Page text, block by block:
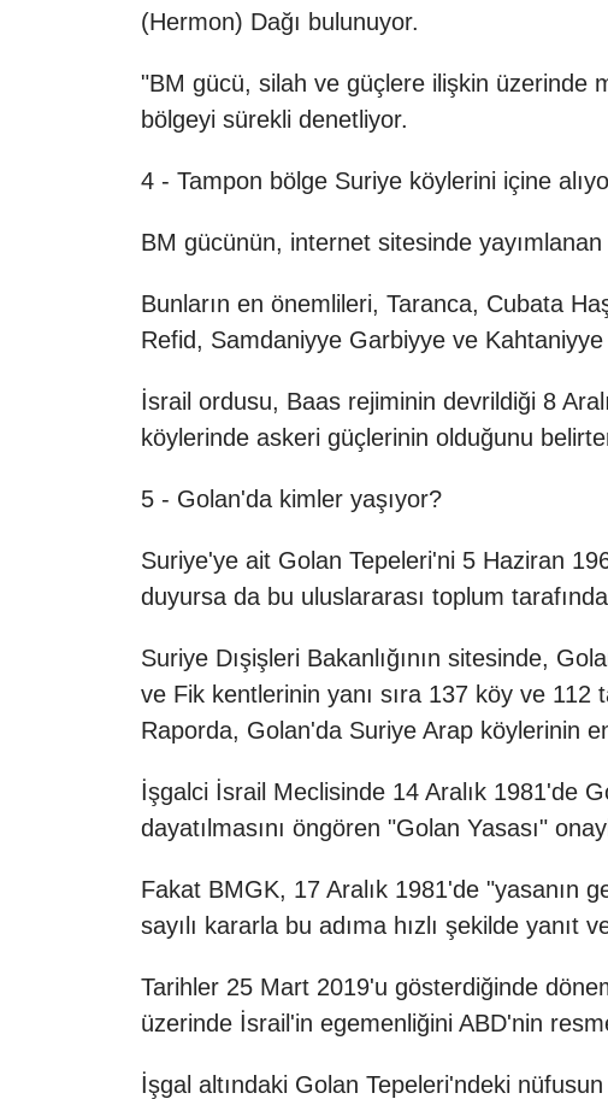
(Hermon) Dağı bulunuyor.
"BM gücü, silah ve güçlere ilişkin üzerinde
bölgeyi sürekli denetliyor.
4 - Tampon bölge Suriye köylerini içine
BM gücünün, internet sitesinde
Bunların en önemlileri, Taranca, Cubata
Refid, Samdaniyye Garbiyye ve Kahtaniyye
İsrail ordusu, Baas rejiminin devrildiği 8
köylerinde askeri güçlerinin olduğunu
5 - Golan'da kimler yaşıyor?
Suriye'ye ait Golan Tepeleri'ni 5 Haziran
duyursa da bu uluslararası toplum
Suriye Dışişleri Bakanlığının sitesinde,
ve Fik kentlerinin yanı sıra 137 köy ve 112
Raporda, Golan'da Suriye Arap köylerinin
İşgalci İsrail Meclisinde 14 Aralık 1981'de
dayatılmasını öngören "Golan Yasası"
Fakat BMGK, 17 Aralık 1981'de "yasanın
sayılı kararla bu adıma hızlı şekilde
Tarihler 25 Mart 2019'u gösterdiğinde
üzerinde İsrail'in egemenliğini ABD'nin
İşgal altındaki Golan Tepeleri'ndeki